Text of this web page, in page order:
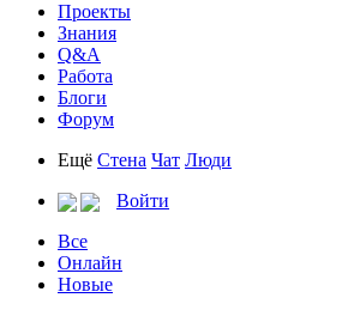
Проекты
Знания
Q&A
Работа
Блоги
Форум
Ещё Стена Чат Люди
Войти
Все
Онлайн
Новые